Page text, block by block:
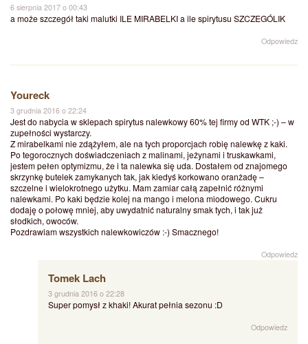
6 sierpnia 2017 o 00:43
a może szczegół taki malutki ILE MIRABELKI a ile spirytusu SZCZEGÓLIK
Odpowiedz
Youreck
3 grudnia 2016 o 22:24
Jest do nabycia w sklepach spirytus nalewkowy 60% tej firmy od WTK ;-) – w
zupełności wystarczy.
Z mirabelkami nie zdążyłem, ale na tych proporcjach robię nalewkę z kaki.
Po tegorocznych doświadczeniach z malinami, jeżynami i truskawkami,
jestem pełen optymizmu, że i ta nalewka się uda. Dostałem od znajomego
skrzynkę butelek zamykanych tak, jak kiedyś korkowano oranżadę –
szczelne i wielokrotnego użytku. Mam zamiar całą zapełnić różnymi
nalewkami. Po kaki będzie kolej na mango i melona miodowego. Cukru
dodaję o połowę mniej, aby uwydatnić naturalny smak tych, i tak już
słodkich, owoców.
Pozdrawiam wszystkich nalewkowiczów :-) Smacznego!
Odpowiedz
Tomek Lach
3 grudnia 2016 o 22:28
Super pomysł z khaki! Akurat pełnia sezonu :D
Odpowiedz